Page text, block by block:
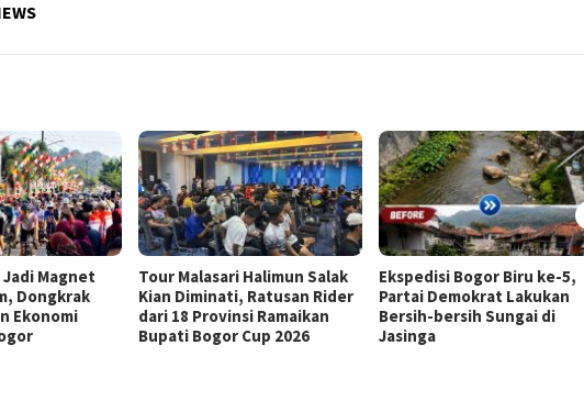
Magnet
Dongkrak
Ekonomi
Tour Malasari Halimun Salak
Kian Diminati, Ratusan Rider
dari 18 Provinsi Ramaikan
Bupati Bogor Cup 2026
Ekspedisi Bogor Biru ke-5,
Partai Demokrat Lakukan
Bersih-bersih Sungai di
Jasinga